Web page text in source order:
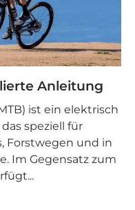
Anleitung
ist ein elektrisch
speziell für
Forstwegen und in
Im Gegensatz zum